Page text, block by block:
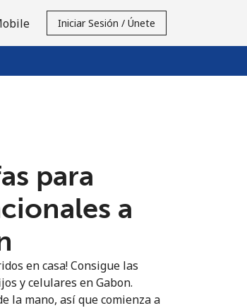
Iniciar Sesión / Únete
para
a
en casa! Consigue las
y celulares en Gabon.
la mano, así que comienza a